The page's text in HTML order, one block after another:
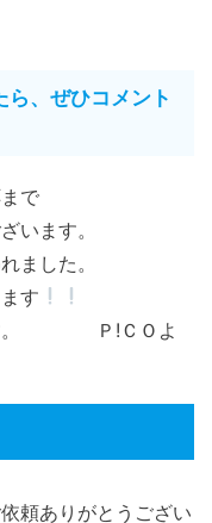
ら、ぜひコメント
で
います。
ました。
す
す。 Ｐ!ＣＯよ
頼ありがとうござい